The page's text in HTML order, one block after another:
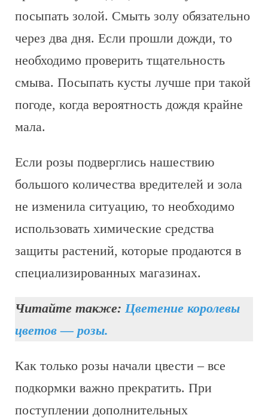
посыпать золой. Смыть золу обязательно
через два дня. Если прошли дожди, то
необходимо проверить тщательность
смыва. Посыпать кусты лучше при такой
погоде, когда вероятность дождя крайне
мала.
Если розы подверглись нашествию
большого количества вредителей и зола
не изменила ситуацию, то необходимо
использовать химические средства
защиты растений, которые продаются в
специализированных магазинах.
Читайте также: Цветение королевы
цветов — розы.
Как только розы начали цвести – все
подкормки важно прекратить. При
поступлении дополнительных